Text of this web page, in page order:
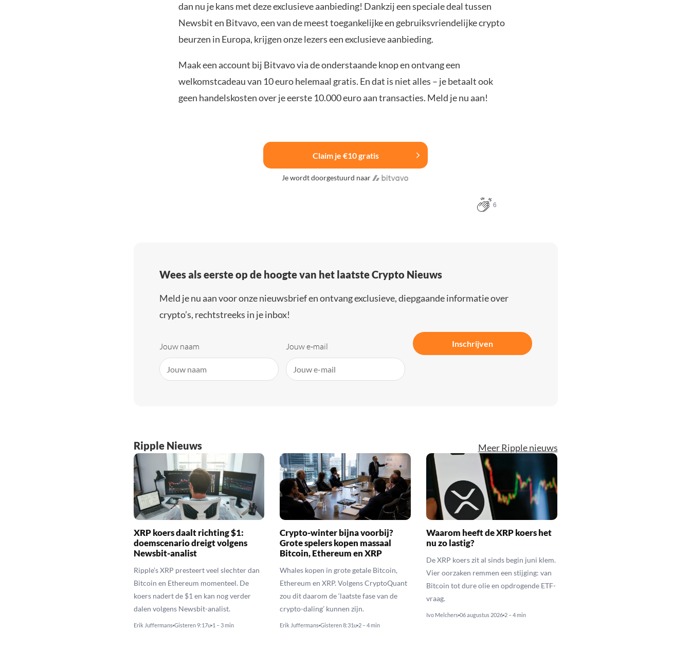
dan nu je kans met deze exclusieve aanbieding! Dankzij een speciale deal tussen
Newsbit en Bitvavo, een van de meest toegankelijke en gebruiksvriendelijke crypto
beurzen in Europa, krijgen onze lezers een exclusieve aanbieding.
Maak een account bij Bitvavo via de onderstaande knop en ontvang een
welkomstcadeau van 10 euro helemaal gratis. En dat is niet alles – je betaalt ook
geen handelskosten over je eerste 10.000 euro aan transacties. Meld je nu aan!
Claim je €10 gratis
Je wordt doorgestuurd naar
6
Wees als eerste op de hoogte van het laatste Crypto Nieuws
Meld je nu aan voor onze nieuwsbrief en ontvang exclusieve, diepgaande informatie over
crypto’s, rechtstreeks in je inbox!
Jouw naam Jouw e-mail Inschrijven
Ripple Nieuws Meer Ripple nieuws
XRP koers daalt richting $1:
doemscenario dreigt volgens
Newsbit-analist
Ripple’s XRP presteert veel slechter dan
Bitcoin en Ethereum momenteel. De
koers nadert de $1 en kan nog verder
dalen volgens Newsbit-analist.
Erik Juffermans Gisteren 9:17u 1 – 3 min
Crypto-winter bijna voorbij?
Grote spelers kopen massaal
Bitcoin, Ethereum en XRP
Whales kopen in grote getale Bitcoin,
Ethereum en XRP. Volgens CryptoQuant
zou dit daarom de ‘laatste fase van de
crypto-daling’ kunnen zijn.
Erik Juffermans Gisteren 8:31u 2 – 4 min
Waarom heeft de XRP koers het
nu zo lastig?
De XRP koers zit al sinds begin juni klem.
Vier oorzaken remmen een stijging: van
Bitcoin tot dure olie en opdrogende ETF-
vraag.
Ivo Melchers 06 augustus 2026 2 – 4 min